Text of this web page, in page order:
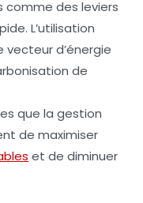
comme des leviers
L’utilisation
vecteur d’énergie
de
que la gestion
de maximiser
et de diminuer